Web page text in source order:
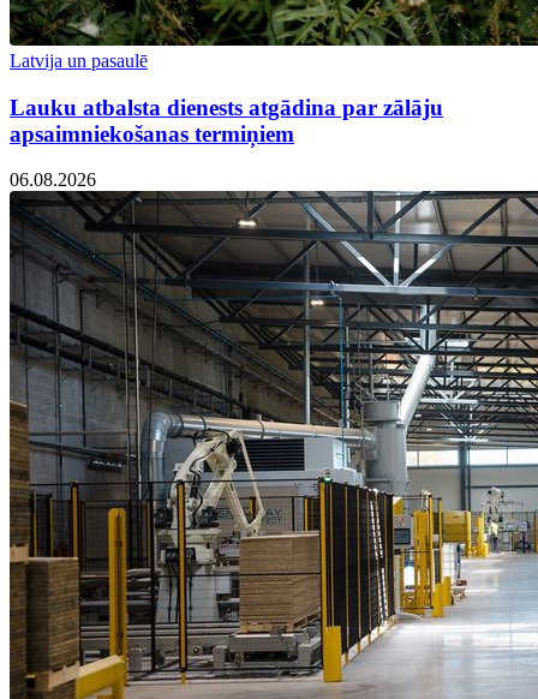
Latvija un pasaulē
Lauku atbalsta dienests atgādina par zālāju
apsaimniekošanas termiņiem
06.08.2026